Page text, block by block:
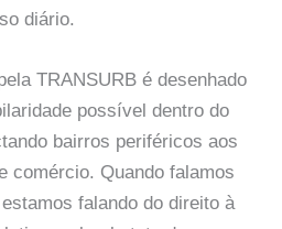
diário.
TRANSURB é desenhado
possível dentro do
bairros periféricos aos
comércio. Quando falamos
falando do direito à